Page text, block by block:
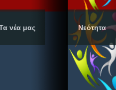
νέα μας Νεότητα